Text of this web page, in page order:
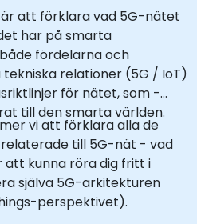
att förklara vad 5G-nätet
har på smarta
fördelarna och
relationer (5G / IoT)
för nätet, som -
till den smarta världen.
vi att förklara alla de
till 5G-nät - vad
att kunna röra dig fritt i
själva 5G-arkitekturen
perspektivet).